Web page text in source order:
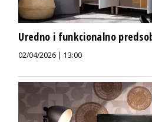
Uredno i funkcionalno
02/04/2026 | 13:00